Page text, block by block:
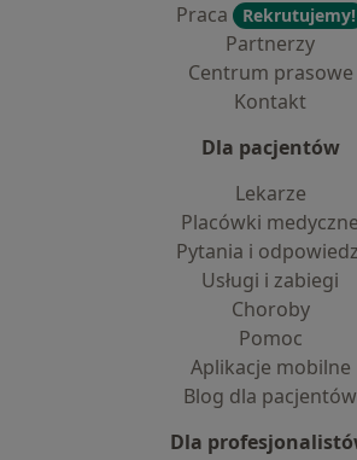
Praca
Rekrutujemy!
Partnerzy
Centrum prasowe
Kontakt
Dla pacjentów
Lekarze
Placówki medyczne
Pytania i
Usługi i zabiegi
Choroby
Pomoc
Aplikacje mobilne
Blog dla pacjentów
Dla